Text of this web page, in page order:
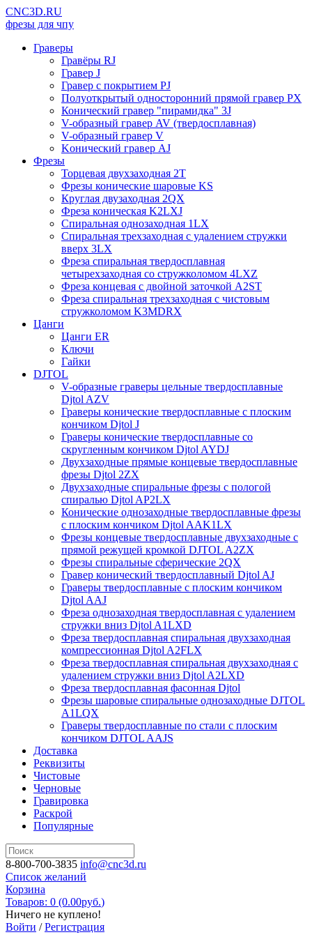
CNC3D.RU
фрезы для чпу
Граверы
Гравёры RJ
Гравер J
Гравер с покрытием PJ
Полуоткрытый односторонний прямой гравер PX
Конический гравер "пирамидка" 3J
V-образный гравер AV (твердосплавная)
V-образный гравер V
Kонический гравер AJ
Фрезы
Торцевая двухзаходная 2T
Фрезы конические шаровые KS
Круглая двузаходная 2QX
Фреза коническая K2LXJ
Спиральная однозаходная 1LX
Спиральная трехзаходная с удалением стружки
вверх 3LX
Фреза спиральная твердосплавная
четырехзаходная со стружколомом 4LXZ
Фреза концевая с двойной заточкой A2ST
Фреза спиральная трехзаходная с чистовым
стружколомом K3MDRX
Цанги
Цанги ER
Ключи
Гайки
DJTOL
V-образные граверы цельные твердосплавные
Djtol AZV
Граверы конические твердосплавные с плоским
кончиком Djtol J
Граверы конические твердосплавные со
скругленным кончиком Djtol AYDJ
Двухзаходные прямые концевые твердосплавные
фрезы Djtol 2ZX
Двухзаходные спиральные фрезы с пологой
спиралью Djtol AP2LX
Конические однозаходные твердосплавные фрезы
с плоским кончиком Djtol AAK1LX
Фрезы концевые твердосплавные двухзаходные с
прямой режущей кромкой DJTOL A2ZX
Фрезы спиральные сферические 2QX
Гравер конический твердосплавный Djtol AJ
Граверы твердосплавные с плоским кончиком
Djtol AAJ
Фреза однозаходная твердосплавная с удалением
стружки вниз Djtol A1LXD
Фреза твердосплавная спиральная двухзаходная
компрессионная Djtol A2FLX
Фреза твердосплавная спиральная двухзаходная с
удалением стружки вниз Djtol A2LXD
Фреза твердосплавная фасонная Djtol
Фрезы шаровые спиральные однозаходные DJTOL
A1LQX
Граверы твердосплавные по стали с плоским
кончиком DJTOL AAJS
Доставка
Реквизиты
Чистовые
Черновые
Гравировка
Раскрой
Популярные
8-800-700-3835 info@cnc3d.ru
Список желаний
Корзина
Товаров: 0 (0.00руб.)
Ничего не куплено!
Войти /Регистрация